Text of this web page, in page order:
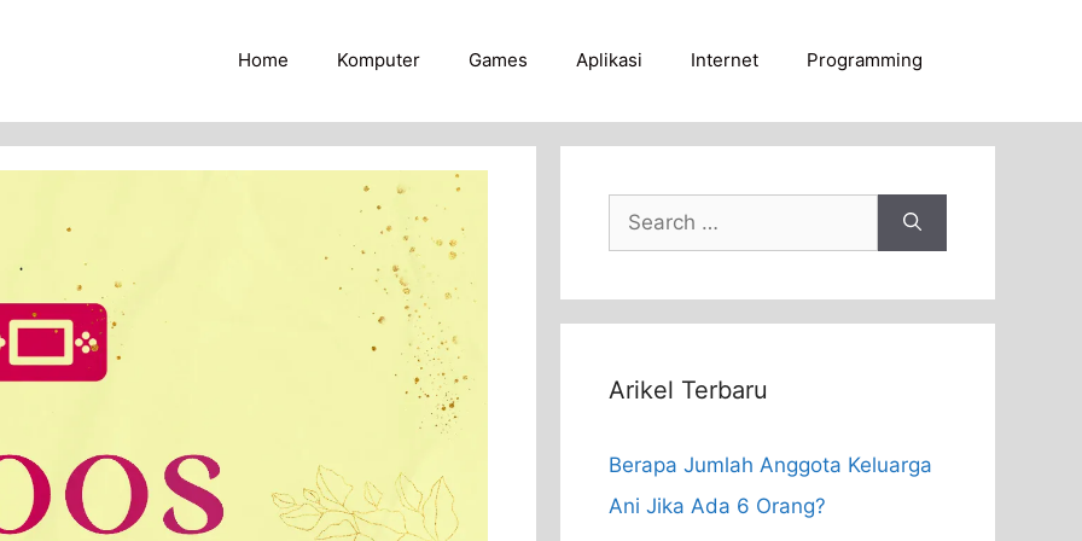
Home Komputer Games Aplikasi Internet Programming
Search
for:
Arikel Terbaru
Berapa Jumlah Anggota Keluarga
Ani Jika Ada 6 Orang?